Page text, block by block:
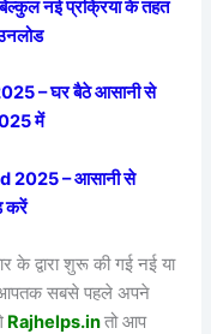
नई प्रक्रिया के तहत
– घर बैठे आसानी से
में
2025 – आसानी से
करें
के द्वारा शुरू की गई नई या
आपतक सबसे पहले अपने
Rajhelps.inतो आप